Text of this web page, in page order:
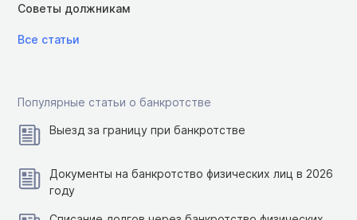
Советы должникам
Все статьи
Популярные статьи о банкротстве
Выезд за границу при банкротстве
Документы на банкротство физических лиц в 2026
году